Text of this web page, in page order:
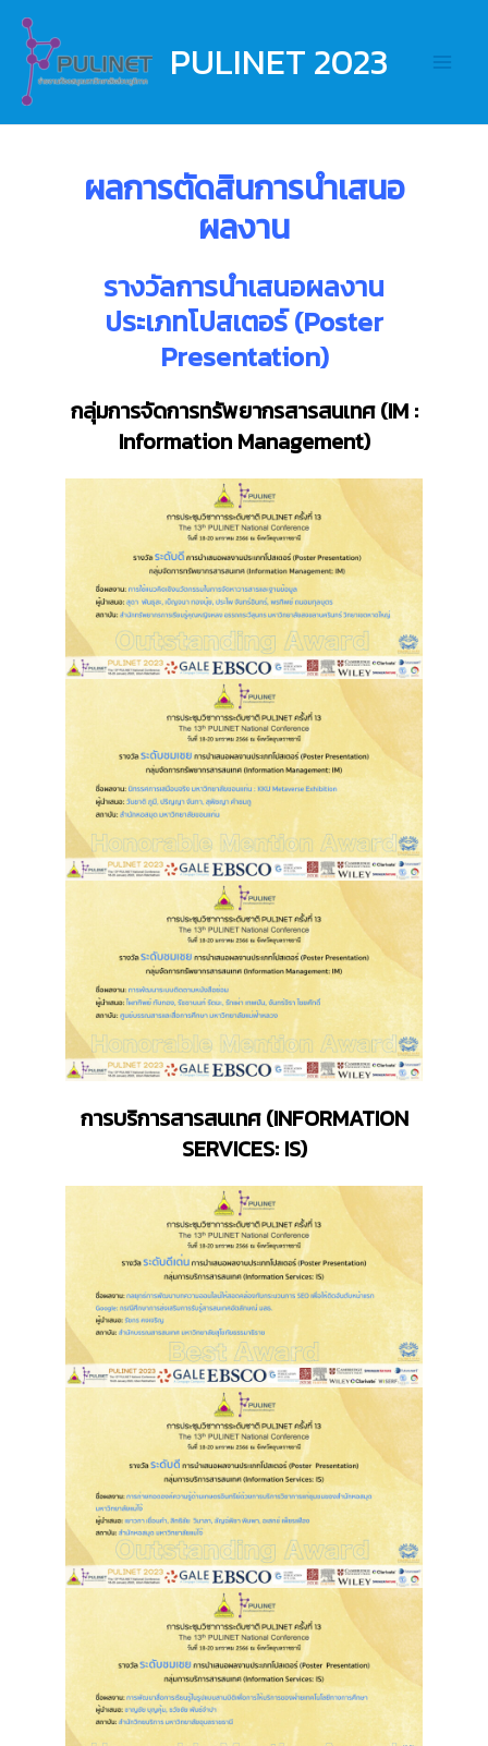
Skip
content
PULINET 2023
ผลการตัดสินการนำเสนอ
ผลงาน
รางวัลการนำเสนอผลงาน
ประเภทโปสเตอร์(Poster
Presentation)
กลุ่มการจัดการทรัพยากรสารสนเทศ (IM :
Information Management)
การบริการสารสนเทศ(INFORMATION
SERVICES: IS)